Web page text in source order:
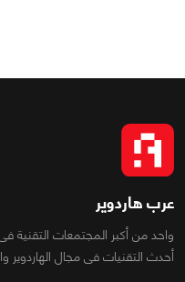
عرب هاردوير
واحد من أكبر المجتمعات
أحدث التقنيات فى مجال الهاردوير